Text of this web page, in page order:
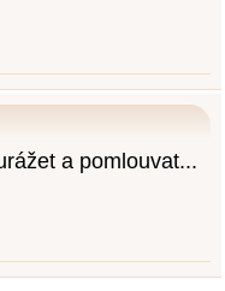
a pomlouvat...